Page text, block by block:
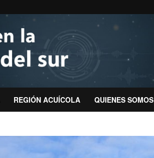
REGIÓN ACUÍCOLA QUIENES SOMOS